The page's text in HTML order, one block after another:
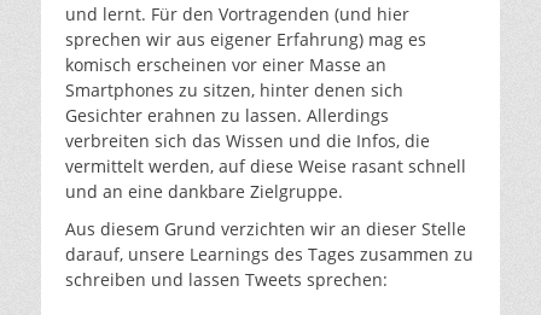
und lernt. Für den Vortragenden (und hier
sprechen wir aus eigener Erfahrung) mag es
komisch erscheinen vor einer Masse an
Smartphones zu sitzen, hinter denen sich
Gesichter erahnen zu lassen. Allerdings
verbreiten sich das Wissen und die Infos, die
vermittelt werden, auf diese Weise rasant schnell
und an eine dankbare Zielgruppe.
Aus diesem Grund verzichten wir an dieser Stelle
darauf, unsere Learnings des Tages zusammen zu
schreiben und lassen Tweets sprechen: